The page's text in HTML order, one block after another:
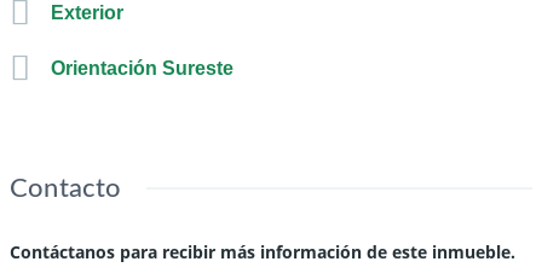
Exterior
Orientación Sureste
Contacto
Contáctanos para recibir más información de este inmueble.